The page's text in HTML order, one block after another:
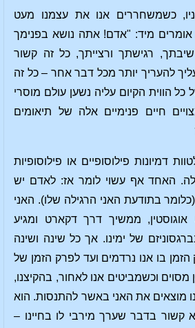
כשמשחררים אנו את עצמנו מעט
אומרים מיד: "אדם! אתה נושא בפנימך
רגישתך ורצייתך, כל זה קשור
להעריך יותר מכל דבר אחר – כל זה
הווית הקיום עליה נשען עולם מוסרי
חיים פנימיים אלה של תיאומים
דמיונות פילוסופיים או פילוסופיות
האחד אף עשוי לומר אז: לאדם יש
בתודעת האני הרגילה שלו). האני
ממשיך דרך דקארט ומגיע
של ימינו. אך כל שינה ושינה
בו אנו נרדמים ועד לפרק הזמן של
מסוים וכשמביטים אנו לאחור, בהקיצנו,
מוצאים את האני באשר להתנסות. הוא
קשור בדבר שערך מירבי לו בחיינו –